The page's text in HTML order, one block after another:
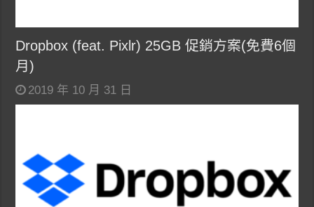
Dropbox (feat. Pixlr) 25GB 促銷方案(免費6個
月)
2019 年 10 月 31 日